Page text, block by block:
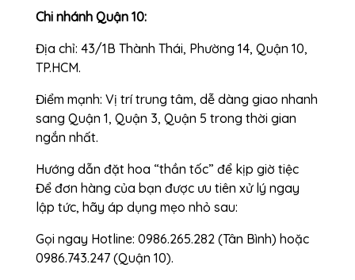
Chi nhánh Quận 10:
Địa chỉ: 43/1B Thành Thái, Phường 14, Quận 10,
TP.HCM.
Điểm mạnh: Vị trí trung tâm, dễ dàng giao nhanh
sang Quận 1, Quận 3, Quận 5 trong thời gian
ngắn nhất.
Hướng dẫn đặt hoa “thần tốc” để kịp giờ tiệc
Để đơn hàng của bạn được ưu tiên xử lý ngay
lập tức, hãy áp dụng mẹo nhỏ sau:
Gọi ngay Hotline: 0986.265.282 (Tân Bình) hoặc
0986.743.247 (Quận 10).